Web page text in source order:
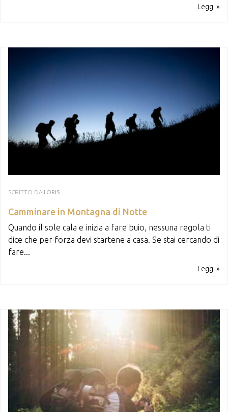
Leggi »
SCRITTO DA LORIS
Camminare in Montagna di Notte
Quando il sole cala e inizia a fare buio, nessuna regola ti
dice che per forza devi startene a casa. Se stai cercando di
fare...
Leggi »